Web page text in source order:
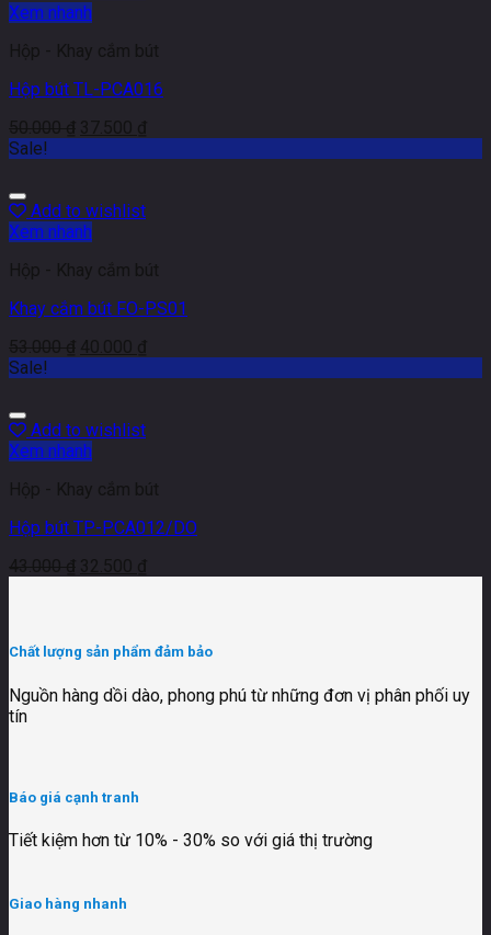
Xem nhanh
Hộp - Khay cắm bút
Hộp bút TL-PCA016
50.000₫ 37.500 ₫
Sale!
Add to wishlist
Xem nhanh
Hộp - Khay cắm bút
Khay cắm bút FO-PS01
53.000₫ 40.000 ₫
Sale!
Add to wishlist
Xem nhanh
Hộp - Khay cắm bút
Hộp bút TP-PCA012/DO
43.000₫ 32.500 ₫
Chất lượng sản phẩm đảm bảo
Nguồn hàng dồi dào, phong phú từ những đơn vị phân phối uy
tín
Báo giá cạnh tranh
Tiết kiệm hơn từ 10% - 30% so với giá thị trường
Giao hàng nhanh